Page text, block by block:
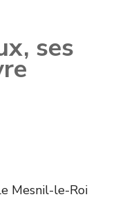
ses
Mesnil-le-Roi